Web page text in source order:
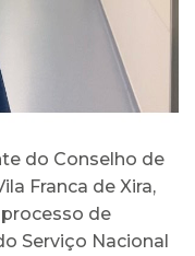
do Conselho de
Franca de Xira,
de
Serviço Nacional